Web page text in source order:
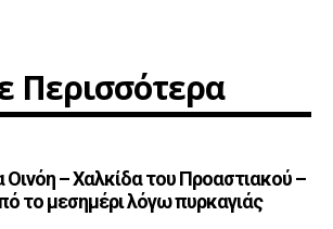
Περισσότερα
Οινόη – Χαλκίδα του Προαστιακού –
το μεσημέρι λόγω πυρκαγιάς